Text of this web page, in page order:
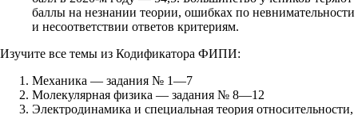
баллы на незнании теории, ошибках по невнимательности
и несоответствии ответов критериям.
Изучите все темы из Кодификатора ФИПИ:
Механика — задания № 1—7
Молекулярная физика — задания № 8—12
Электродинамика и специальная теория относительности,